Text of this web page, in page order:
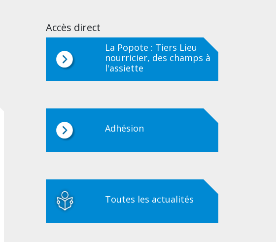
Accès direct
La Popote : Tiers Lieu
nourricier, des champs à
l'assiette
Adhésion
Toutes les actualités